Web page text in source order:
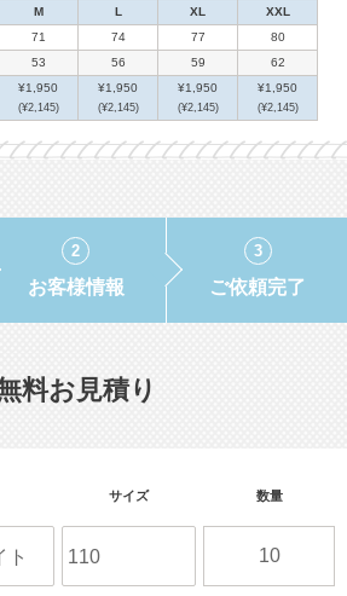
M L XL
XXL
71 74 77
80
53 56 59
62
¥1,950
(¥2,145)
¥1,950
(¥2,145)
¥1,950
(¥2,145)
¥1,950
(¥2,145)
料お見積り